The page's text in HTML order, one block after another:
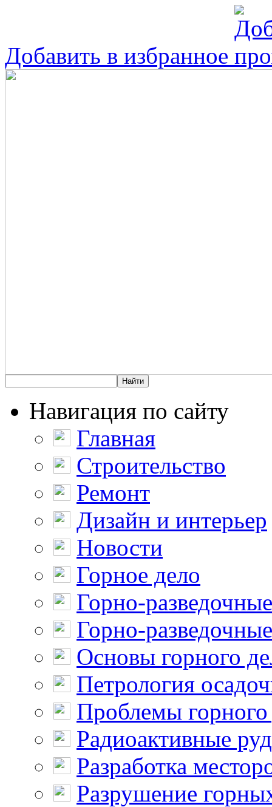
Добавить в избранное
Навигация по сайту
Главная
Строительство
Ремонт
Дизайн и интерьер
Новости
Горное дело
Горно-
Горно-
Основы горного
Петрология
Проблемы горного
Радиоактивные
Разработка
Разрушение